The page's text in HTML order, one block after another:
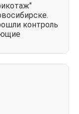
контроль